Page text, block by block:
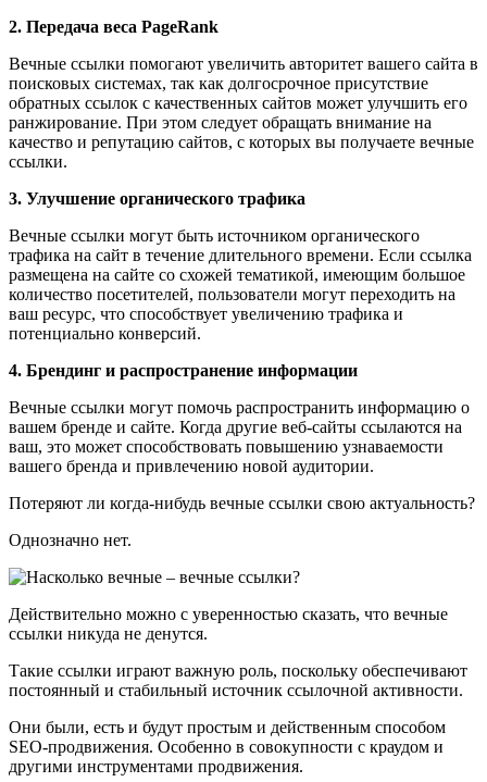
2. Передача веса PageRank
Вечные ссылки помогают увеличить авторитет вашего сайта в
поисковых системах, так как долгосрочное присутствие
обратных ссылок с качественных сайтов может улучшить его
ранжирование. При этом следует обращать внимание на
качество и репутацию сайтов, с которых вы получаете вечные
ссылки.
3. Улучшение органического трафика
Вечные ссылки могут быть источником органического
трафика на сайт в течение длительного времени. Если ссылка
размещена на сайте со схожей тематикой, имеющим большое
количество посетителей, пользователи могут переходить на
ваш ресурс, что способствует увеличению трафика и
потенциально конверсий.
4. Брендинг и распространение информации
Вечные ссылки могут помочь распространить информацию о
вашем бренде и сайте. Когда другие веб-сайты ссылаются на
ваш, это может способствовать повышению узнаваемости
вашего бренда и привлечению новой аудитории.
Потеряют ли когда-нибудь вечные ссылки свою актуальность?
Однозначно нет.
Действительно можно с уверенностью сказать, что вечные
ссылки никуда не денутся.
Такие ссылки играют важную роль, поскольку обеспечивают
постоянный и стабильный источник ссылочной активности.
Они были, есть и будут простым и действенным способом
SEO-продвижения. Особенно в совокупности с краудом и
другими инструментами продвижения.